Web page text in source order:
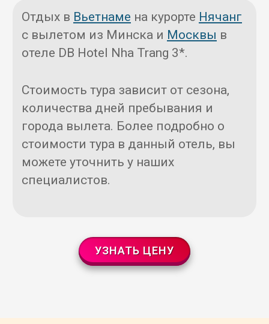
Отдых в Вьетнаме на курорте Нячанг
с вылетом из Минска и Москвы в
отеле DB Hotel Nha Trang 3*.
Стоимость тура зависит от сезона,
количества дней пребывания и
города вылета. Более подробно о
стоимости тура в данный отель, вы
можете уточнить у наших
специалистов.
УЗНАТЬ ЦЕНУ